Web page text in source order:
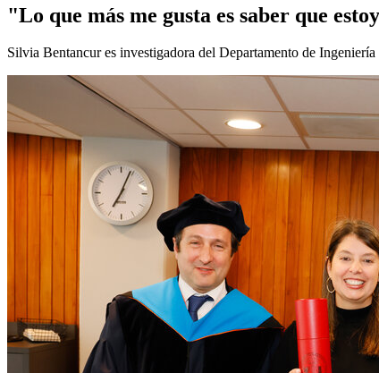
"Lo que más me gusta es saber que
Silvia Bentancur es investigadora del Departamento de